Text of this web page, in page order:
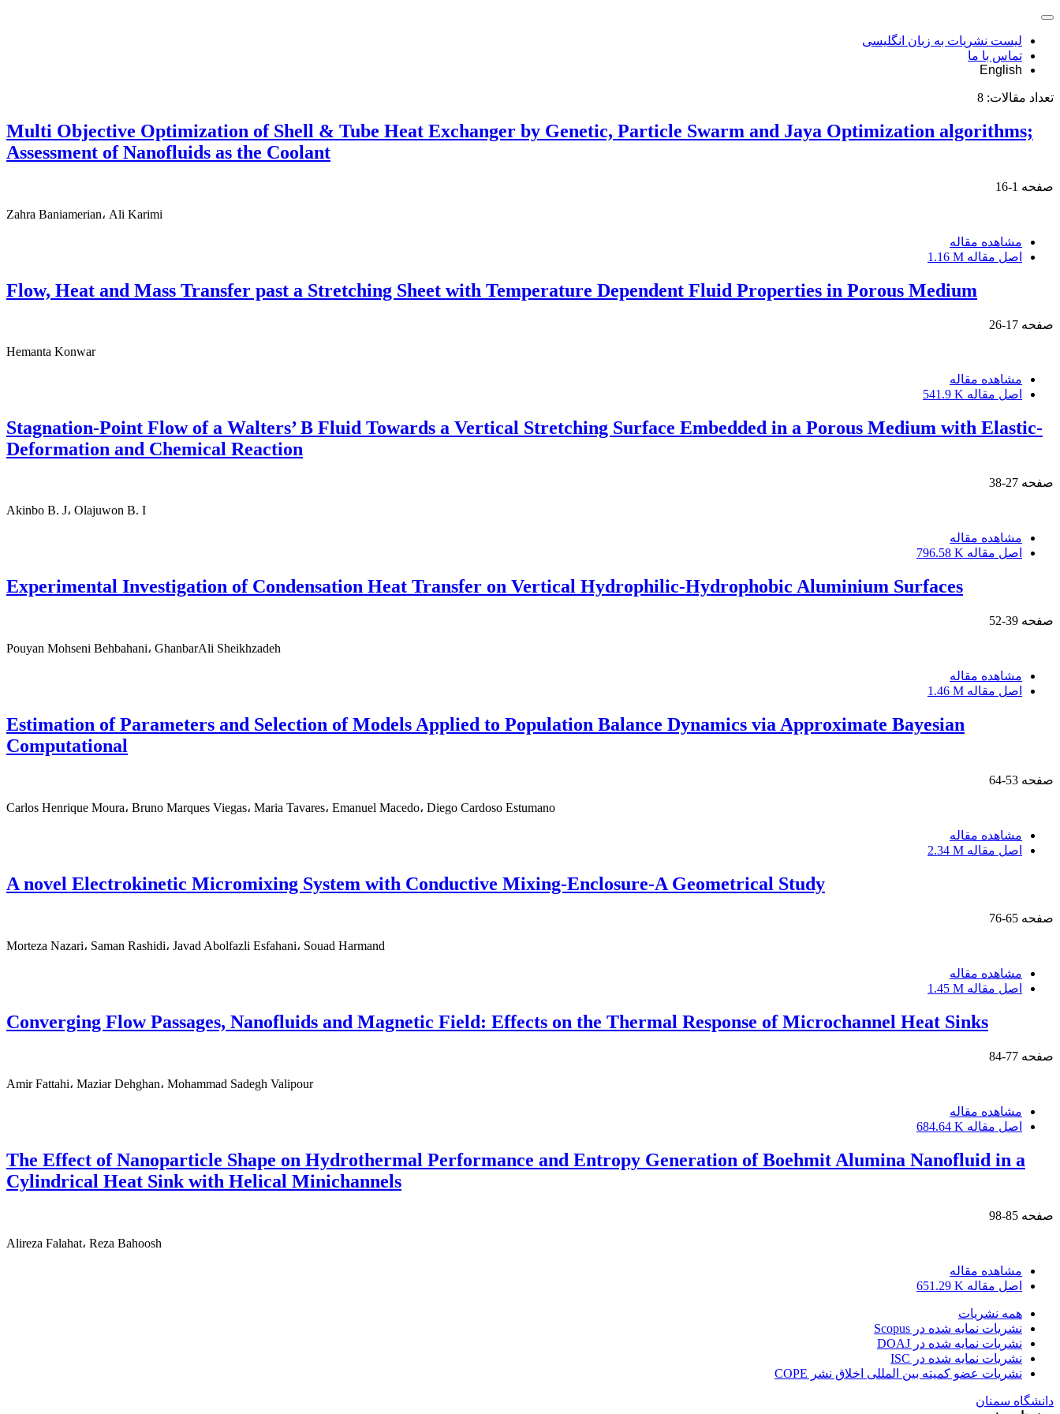
لیست نشریات به زبان انگلیسی
تماس با ما
English
تعداد مقالات: 8
Multi Objective Optimization of Shell & Tube Heat Exchanger by Genetic, Particle Swarm and Jaya Optimization algorithms;
Assessment of Nanofluids as the Coolant
صفحه 1-16
Zahra Baniamerian، Ali Karimi
مشاهده مقاله
اصل مقاله 1.16 M
Flow, Heat and Mass Transfer past a Stretching Sheet with Temperature Dependent Fluid Properties in Porous Medium
صفحه 17-26
Hemanta Konwar
مشاهده مقاله
اصل مقاله 541.9 K
Stagnation-Point Flow of a Walters’ B Fluid Towards a Vertical Stretching Surface Embedded in a Porous Medium with Elastic-
Deformation and Chemical Reaction
صفحه 27-38
Akinbo B. J، Olajuwon B. I
مشاهده مقاله
اصل مقاله 796.58 K
Experimental Investigation of Condensation Heat Transfer on Vertical Hydrophilic-Hydrophobic Aluminium Surfaces
صفحه 39-52
Pouyan Mohseni Behbahani، GhanbarAli Sheikhzadeh
مشاهده مقاله
اصل مقاله 1.46 M
Estimation of Parameters and Selection of Models Applied to Population Balance Dynamics via Approximate Bayesian
Computational
صفحه 53-64
Carlos Henrique Moura، Bruno Marques Viegas، Maria Tavares، Emanuel Macedo، Diego Cardoso Estumano
مشاهده مقاله
اصل مقاله 2.34 M
A novel Electrokinetic Micromixing System with Conductive Mixing-Enclosure-A Geometrical Study
صفحه 65-76
Morteza Nazari، Saman Rashidi، Javad Abolfazli Esfahani، Souad Harmand
مشاهده مقاله
اصل مقاله 1.45 M
Converging Flow Passages, Nanofluids and Magnetic Field: Effects on the Thermal Response of Microchannel Heat Sinks
صفحه 77-84
Amir Fattahi، Maziar Dehghan، Mohammad Sadegh Valipour
مشاهده مقاله
اصل مقاله 684.64 K
The Effect of Nanoparticle Shape on Hydrothermal Performance and Entropy Generation of Boehmit Alumina Nanofluid in a
Cylindrical Heat Sink with Helical Minichannels
صفحه 85-98
Alireza Falahat، Reza Bahoosh
مشاهده مقاله
اصل مقاله 651.29 K
همه نشریات
نشریات نمایه شده در Scopus
نشریات نمایه شده در DOAJ
نشریات نمایه شده در ISC
نشریات عضو کمیته بین المللی اخلاق نشر COPE
دانشگاه سمنان